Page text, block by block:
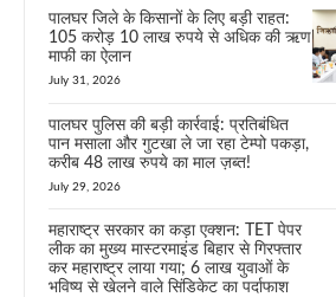
पालघर जिले के किसानों के लिए बड़ी राहत:
105 करोड़ 10 लाख रुपये से अधिक की ऋण
माफी का ऐलान
July 31, 2026
पालघर पुलिस की बड़ी कार्रवाई: प्रतिबंधित
पान मसाला और गुटखा ले जा रहा टेम्पो पकड़ा,
करीब 48 लाख रुपये का माल ज़ब्त!
July 29, 2026
महाराष्ट्र सरकार का कड़ा एक्शन: TET पेपर
लीक का मुख्य मास्टरमाइंड बिहार से गिरफ्तार
कर महाराष्ट्र लाया गया; 6 लाख युवाओं के
भविष्य से खेलने वाले सिंडिकेट का पर्दाफाश